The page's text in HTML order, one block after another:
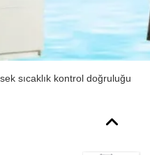
sıcaklık kontrol doğruluğu